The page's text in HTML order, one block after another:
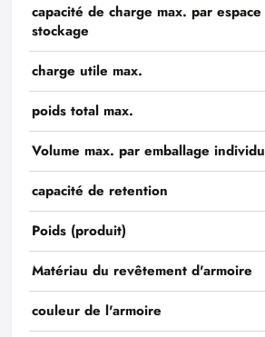
capacité de charge max. par
stockage
charge utile max.
poids total max.
Volume max. par emballage
capacité de retention
Poids (produit)
Matériau du revêtement d'armoire
couleur de l'armoire